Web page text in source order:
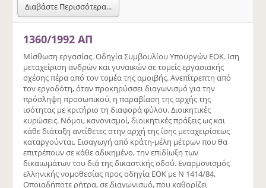
Διαβάστε Περισσότερα...
1360/1992 ΑΠ
Μίσθωση εργασίας. Οδηγία Συμβουλίου Υπουργών ΕΟΚ. Ιση
μεταχείριση ανδρών και γυναικών σε τομείς εργασιακής
σχέσης πέρα από τον τομέα της αμοιβής. Ανεπίτρεπτη από
τον εργοδότη, όταν προκηρύσσει διαγωνισμό για την
πρόσληψη προσωπικού, η παραβίαση της αρχής της
ισότητας με κριτήριο τη διαφορά φύλου. Διοικητικές
κυρώσεις. Νόμοι, κανονισμοί, διοικητικές πράξεις ως και
κάθε διάταξη αντίθετες στην αρχή της ίσης μεταχειρίσεως
καταργούνται. Εισαγωγή από κράτη-μέλη μέτρων που θα
επιτρέπουν σε κάθε αδικημένο, την επιδίωξη των
δικαιωμάτων του διά της δικαστικής οδού. Εναρμονισμός
ελληνικής νομοθεσίας προς οδηγία ΕΟΚ με Ν 1414/84.
Οποιαδήποτε ρήτρα, σε διαγωνισμό, που καθορίζει